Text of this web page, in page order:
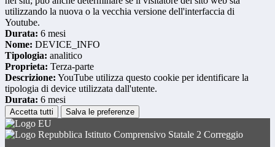
utilizzando la nuova o la vecchia versione dell'interfaccia di
Youtube.
Durata: 6 mesi
Nome: DEVICE_INFO
Tipologia: analitico
Proprieta: Terza-parte
Descrizione: YouTube utilizza questo cookie per identificare la
tipologia di device utilizzata dall'utente.
Durata: 6 mesi
Accetta tutti Salva le preferenze
Istituto Comprensivo Statale 2 Correggio